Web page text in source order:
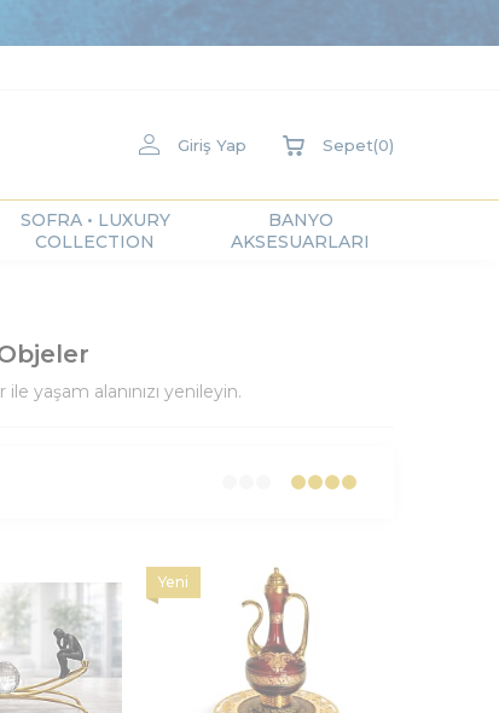
Giriş Yap Sepet(0)
SOFRA • LUXURY
COLLECTION
BANYO
AKSESUARLARI
yaşam alanınızı yenileyin.
Yeni